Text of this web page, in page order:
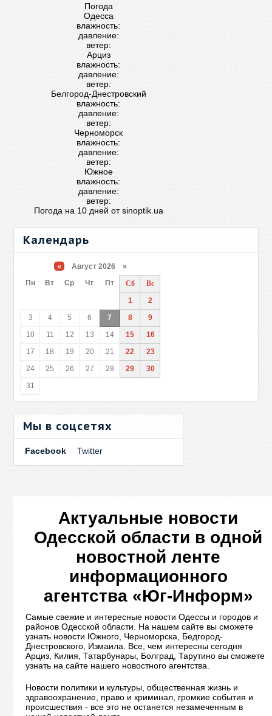
Погода
Одесса
влажность:
давление:
ветер:
Арциз
влажность:
давление:
ветер:
Белгород-Днестровский
влажность:
давление:
ветер:
Черноморск
влажность:
давление:
ветер:
Южное
влажность:
давление:
ветер:
Погода на 10 дней отsinoptik.ua
Календарь
« Август 2026 »
Пн
Вт Ср Чт Пт Сб
Вс
1
2
3
4 5 6 7 8
9
10
11 12 13 14 15
16
17
18 19 20 21 22
23
24
25 26 27 28 29
30
31
Мы в соцсетях
Facebook Twitter
Актуальные новости
Одесской области в одной
новостной ленте
информационного
агентства «Юг-Информ»
Самые свежие и интересные новости Одессы и городов и
районов Одесской области. На нашем сайте вы сможете
узнать новости Южного, Черноморска, Бедгород-
Днестровского, Измаила. Все, чем интересны сегодня
Арциз, Килия, Татарбунары, Болград, Тарутино вы сможете
узнать на сайте нашего новостного агентства.
Новости политики и культуры, общественная жизнь и
здравоохранение, право и криминал, громкие события и
происшествия - все это не останется незамеченным в